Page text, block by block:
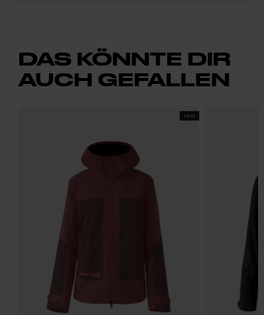
DAS KÖNNTE DIR
AUCH GEFALLEN
FW25